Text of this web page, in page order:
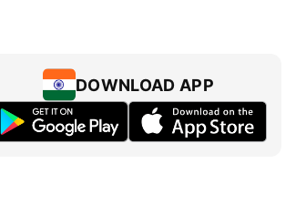
DOWNLOAD APP